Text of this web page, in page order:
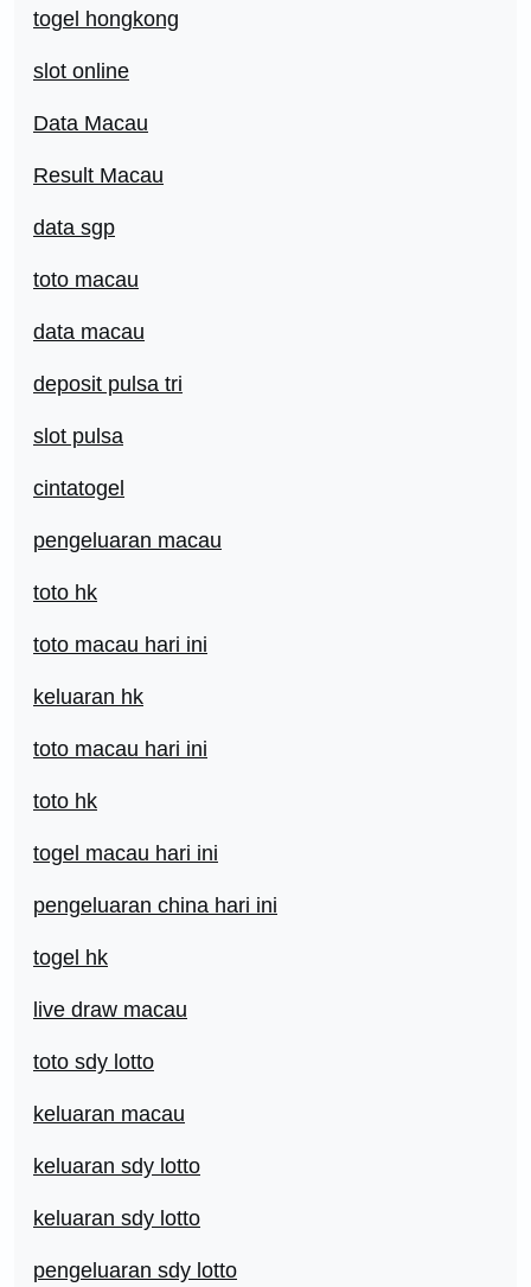
togel hongkong
slot online
Data Macau
Result Macau
data sgp
toto macau
data macau
deposit pulsa tri
slot pulsa
cintatogel
pengeluaran macau
toto hk
toto macau hari ini
keluaran hk
toto macau hari ini
toto hk
togel macau hari ini
pengeluaran china hari ini
togel hk
live draw macau
toto sdy lotto
keluaran macau
keluaran sdy lotto
keluaran sdy lotto
pengeluaran sdy lotto